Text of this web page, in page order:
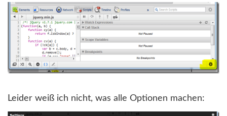
Leider weiß ich nicht, was alle Optionen machen: